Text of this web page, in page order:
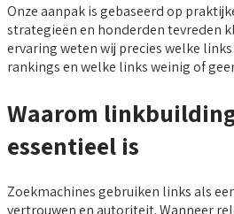
Onze aanpak is gebaseerd op
strategieën en honderden tevreden
ervaring weten wij precies welke
rankings en welke links weinig of
Waarom
essentieel is
Zoekmachines gebruiken links als